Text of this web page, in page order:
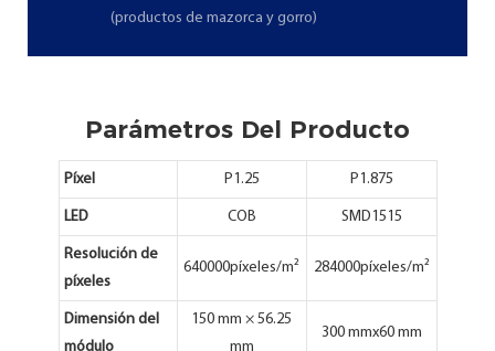
(productos de mazorca y gorro)
Parámetros Del Producto
Píxel P1.25 P1.875
LED COB SMD1515
Resolución de
píxeles
640000píxeles/m² 284000píxeles/m²
Dimensión del
módulo
150 mm × 56.25
mm
300 mmx60 mm